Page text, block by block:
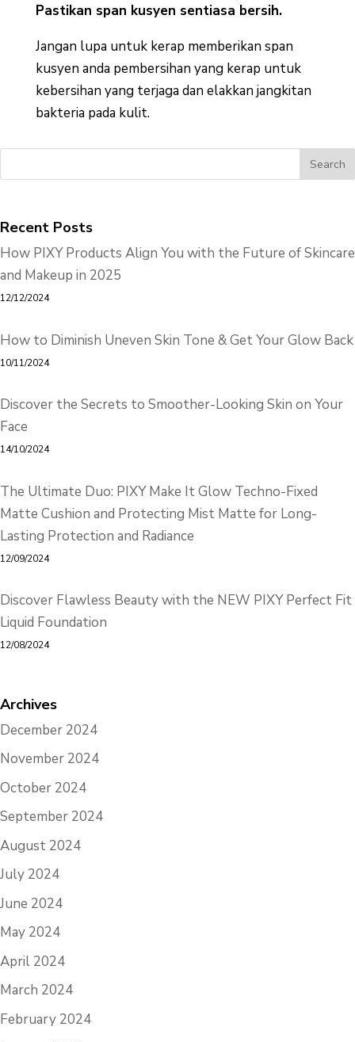
Pastikan span kusyen sentiasa bersih.
Jangan lupa untuk kerap memberikan span
kusyen anda pembersihan yang kerap untuk
kebersihan yang terjaga dan elakkan jangkitan
bakteria pada kulit.
Recent Posts
How PIXY Products Align You with the Future of Skincare
and Makeup in 2025
12/12/2024
How to Diminish Uneven Skin Tone & Get Your Glow Back
10/11/2024
Discover the Secrets to Smoother-Looking Skin on Your
Face
14/10/2024
The Ultimate Duo: PIXY Make It Glow Techno-Fixed
Matte Cushion and Protecting Mist Matte for Long-
Lasting Protection and Radiance
12/09/2024
Discover Flawless Beauty with the NEW PIXY Perfect Fit
Liquid Foundation
12/08/2024
Archives
December 2024
November 2024
October 2024
September 2024
August 2024
July 2024
June 2024
May 2024
April 2024
March 2024
February 2024